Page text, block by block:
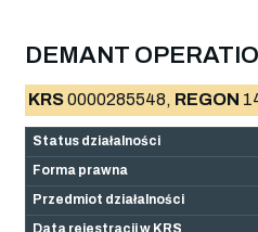
DEMANT
KRS0000285548, REGON
Status działalności
Forma prawna
Przedmiot działalności
Data rejestracji w KRS